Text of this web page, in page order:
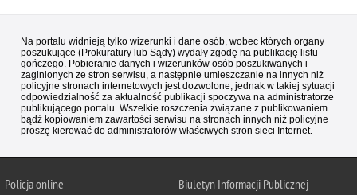
Na portalu widnieją tylko wizerunki i dane osób, wobec których organy
poszukujące (Prokuratury lub Sądy) wydały zgodę na publikację listu
gończego. Pobieranie danych i wizerunków osób poszukiwanych i
zaginionych ze stron serwisu, a następnie umieszczanie na innych niż
policyjne stronach internetowych jest dozwolone, jednak w takiej sytuacji
odpowiedzialność za aktualność publikacji spoczywa na administratorze
publikującego portalu. Wszelkie roszczenia związane z publikowaniem
bądź kopiowaniem zawartości serwisu na stronach innych niż policyjne
proszę kierować do administratorów właściwych stron sieci Internet.
Policjaonline Biuletyn Informacji Publicznej